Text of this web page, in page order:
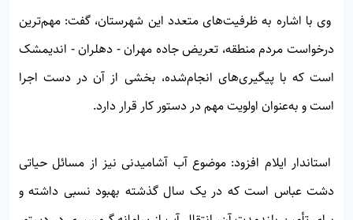
وی با اشاره به ظرفیت‌های متعدد این شهرستان، گفت: مهم‌ترین
درخواست مردم منطقه، تعریض جاده مهران - دهلران - اندیمشک
است که با پیگیری‌های انجام‌شده، بخشی از آن در دست اجرا
است و به‌عنوان اولویت مهم در دستور کار قرار دارد.
استاندار ایلام افزود: موضوع آب آشامیدنی نیز از مسائل حیاتی
دشت عباس است که در یک سال گذشته بهبود نسبی داشته و